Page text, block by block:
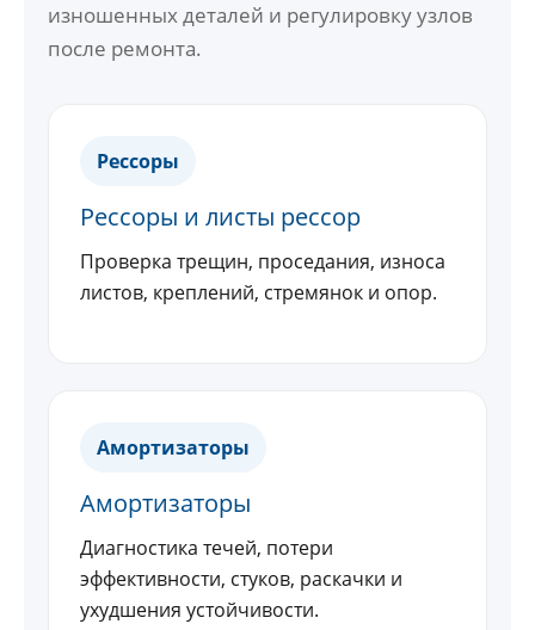
изношенных деталей и регулировку узлов
после ремонта.
Рессоры
Рессоры и листы рессор
Проверка трещин, проседания, износа
листов, креплений, стремянок и опор.
Амортизаторы
Амортизаторы
Диагностика течей, потери
эффективности, стуков, раскачки и
ухудшения устойчивости.